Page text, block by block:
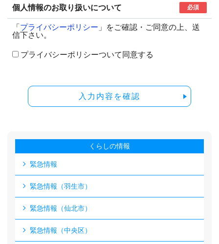
個人情報のお取り扱いについて 必須
「 プライバシーポリシー 」をご確認・ご同意の上、送
信下さい。
プライバシーポリシーついて同意する
入力内容を確認
くらしの情報
緊急情報
緊急情報（羽生市）
緊急情報（仙北市）
緊急情報（中央区）